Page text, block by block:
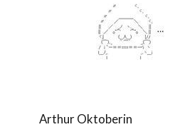
Arthur Oktoberin